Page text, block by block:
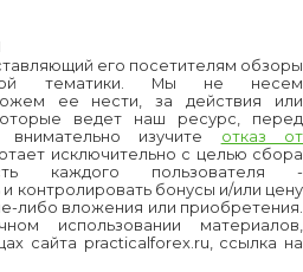
его посетителям обзоры
тематики. Мы не несем
ее нести, за действия или
ведет наш ресурс, перед
внимательно изучите отказ от
исключительно с целью сбора
каждого пользователя -
контролировать бонусы и/или цену
либо вложения или приобретения.
использовании материалов,
сайта practicalforex.ru, ссылка на